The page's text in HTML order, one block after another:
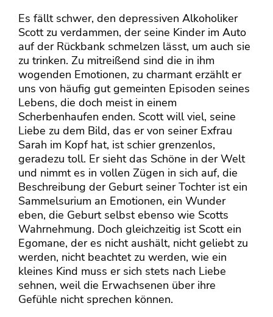
Es fällt schwer, den depressiven Alkoholiker
Scott zu verdammen, der seine Kinder im Auto
auf der Rückbank schmelzen lässt, um auch sie
zu trinken. Zu mitreißend sind die in ihm
wogenden Emotionen, zu charmant erzählt er
uns von häufig gut gemeinten Episoden seines
Lebens, die doch meist in einem
Scherbenhaufen enden. Scott will viel, seine
Liebe zu dem Bild, das er von seiner Exfrau
Sarah im Kopf hat, ist schier grenzenlos,
geradezu toll. Er sieht das Schöne in der Welt
und nimmt es in vollen Zügen in sich auf, die
Beschreibung der Geburt seiner Tochter ist ein
Sammelsurium an Emotionen, ein Wunder
eben, die Geburt selbst ebenso wie Scotts
Wahrnehmung. Doch gleichzeitig ist Scott ein
Egomane, der es nicht aushält, nicht geliebt zu
werden, nicht beachtet zu werden, wie ein
kleines Kind muss er sich stets nach Liebe
sehnen, weil die Erwachsenen über ihre
Gefühle nicht sprechen können.